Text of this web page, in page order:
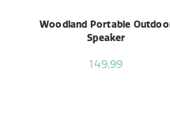
Woodland Portable
Speaker
149,99